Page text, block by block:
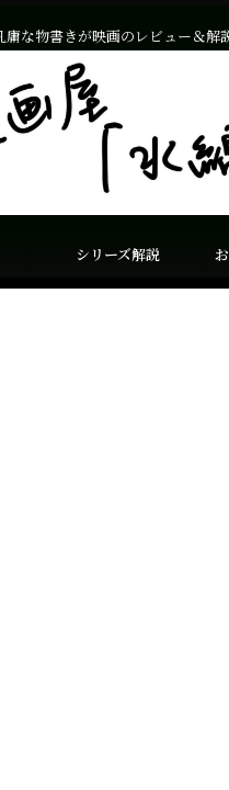
庸な物書きが映画のレビュー＆解
シリーズ解説